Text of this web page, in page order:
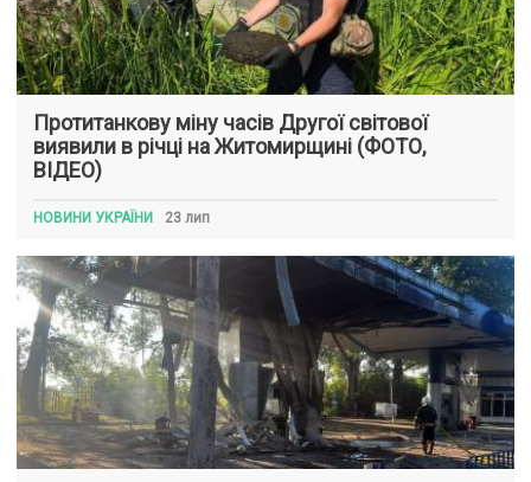
Протитанкову міну часів Другої світової
виявили в річці на Житомирщині (ФОТО,
ВІДЕО)
НОВИНИ УКРАЇНИ 23 лип